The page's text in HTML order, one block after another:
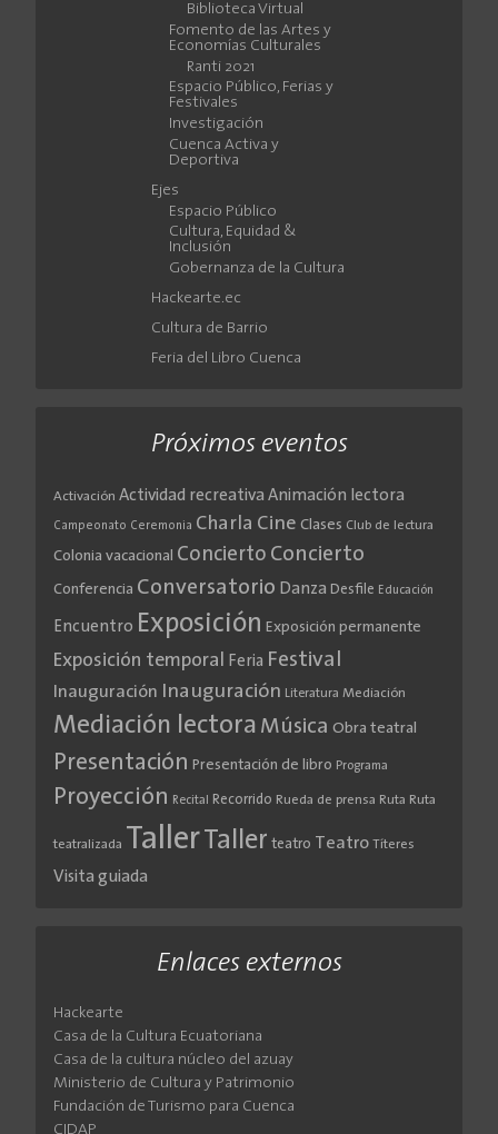
Biblioteca Virtual
Fomento de las Artes y
Economías Culturales
Ranti 2021
Espacio Público, Ferias y
Festivales
Investigación
Cuenca Activa y
Deportiva
Ejes
Espacio Público
Cultura, Equidad &
Inclusión
Gobernanza de la Cultura
Hackearte.ec
Cultura de Barrio
Feria del Libro Cuenca
Próximos eventos
Activación Actividad recreativa Animación lectora
Campeonato Ceremonia Charla Cine Clases Club de lectura
Colonia vacacional Concierto Concierto
Conferencia Conversatorio Danza Desfile Educación
Encuentro Exposición Exposición permanente
Exposición temporal Feria Festival
Inauguración Inauguración Literatura Mediación
Mediación lectora Música Obra teatral
Presentación Presentación de libro Programa
Proyección Recital Recorrido Rueda de prensa Ruta Ruta
teatralizada Taller Taller teatro Teatro Títeres
Visita guiada
Enlaces externos
Hackearte
Casa de la Cultura Ecuatoriana
Casa de la cultura núcleo del azuay
Ministerio de Cultura y Patrimonio
Fundación de Turismo para Cuenca
CIDAP